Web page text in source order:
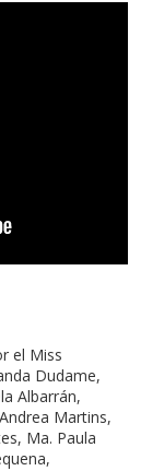
el Miss
Dudame,
Albarrán,
Martins,
Ma. Paula